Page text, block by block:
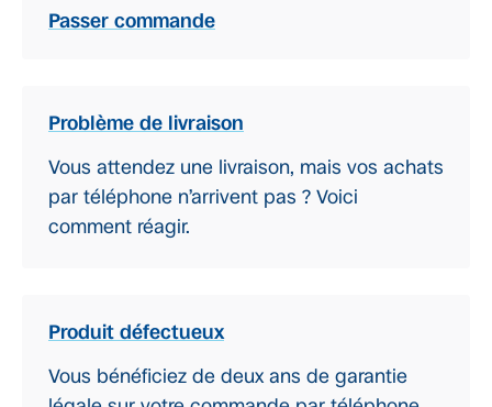
Passer commande
Problème de livraison
Vous attendez une livraison, mais vos achats
par téléphone n’arrivent pas ? Voici
comment réagir.
Produit défectueux
Vous bénéficiez de deux ans de garantie